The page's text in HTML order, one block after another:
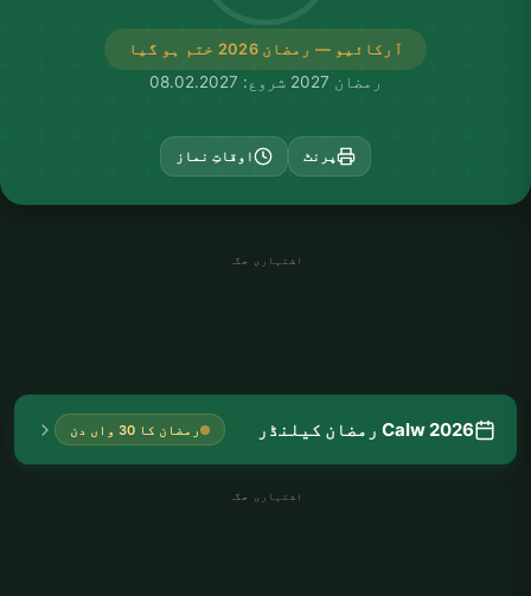
آرکائیو — رمضان 2026 ختم ہو گیا
رمضان 2027 شروع: 08.02.2027
پرنٹ اوقاتِ نماز
اشتہاری جگہ
Calw 2026 رمضان کیلنڈر رمضان کا 30 واں دن
اشتہاری جگہ